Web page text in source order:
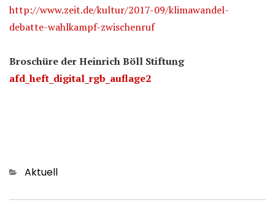
http://www.zeit.de/kultur/2017-09/klimawandel-
debatte-wahlkampf-zwischenruf
Broschüre der Heinrich Böll Stiftung
afd_heft_digital_rgb_auflage2
Categories
Aktuell